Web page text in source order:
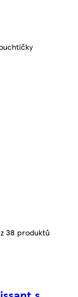
z38 produktů